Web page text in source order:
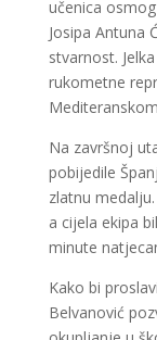
učenica
Josipa Antuna
stvarnost.
rukometne
Na završnoj
pobijedile
zlatnu
a cijela ekipa
minute
Kako bi
Belvanović